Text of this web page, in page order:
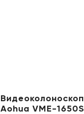
Видеоколоноскоп
Aohua VME-1650S